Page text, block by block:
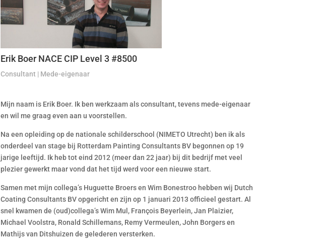
Erik Boer NACE CIP Level 3 #8500
Consultant | Mede-eigenaar
Mijn naam is Erik Boer. Ik ben werkzaam als consultant, tevens mede-eigenaar
en wil me graag even aan u voorstellen.
Na een opleiding op de nationale schilderschool (NIMETO Utrecht) ben ik als
onderdeel van stage bij Rotterdam Painting Consultants BV begonnen op 19
jarige leeftijd. Ik heb tot eind 2012 (meer dan 22 jaar) bij dit bedrijf met veel
plezier gewerkt maar vond dat het tijd werd voor een nieuwe start.
Samen met mijn collega’s Huguette Broers en Wim Bonestroo hebben wij Dutch
Coating Consultants BV opgericht en zijn op 1 januari 2013 officieel gestart. Al
snel kwamen de (oud)collega’s Wim Mul, François Beyerlein, Jan Plaizier,
Michael Voolstra, Ronald Schillemans, Remy Vermeulen, John Borgers en
Mathijs van Ditshuizen de gelederen versterken.